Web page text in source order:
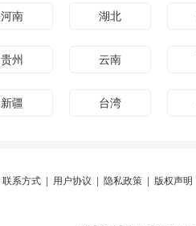
河南 湖北
贵州 云南
新疆 台湾
联系方式| 用户协议 隐私政策| 版权声明